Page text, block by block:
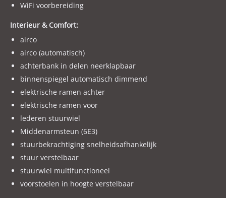
WiFi voorbereiding
Interieur & Comfort:
airco
airco (automatisch)
achterbank in delen neerklapbaar
binnenspiegel automatisch dimmend
elektrische ramen achter
elektrische ramen voor
lederen stuurwiel
Middenarmsteun (6E3)
stuurbekrachtiging snelheidsafhankelijk
stuur verstelbaar
stuurwiel multifunctioneel
voorstoelen in hoogte verstelbaar